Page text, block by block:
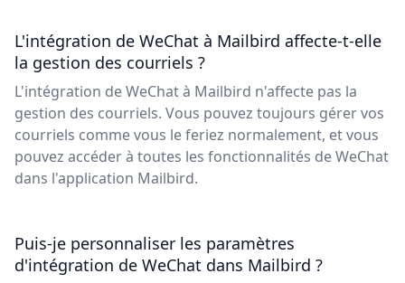
L'intégration de WeChat à Mailbird affecte-t-elle
la gestion des courriels ?
L'intégration de WeChat à Mailbird n'affecte pas la
gestion des courriels. Vous pouvez toujours gérer vos
courriels comme vous le feriez normalement, et vous
pouvez accéder à toutes les fonctionnalités de WeChat
dans l'application Mailbird.
Puis-je personnaliser les paramètres
d'intégration de WeChat dans Mailbird ?